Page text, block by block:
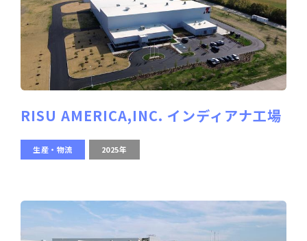
RISU AMERICA,INC. インディアナ工場
生産・物流 2025年